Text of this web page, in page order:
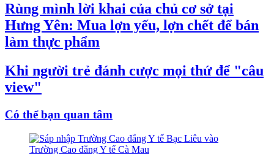
Rùng mình lời khai của chủ cơ sở tại
Hưng Yên: Mua lợn yếu, lợn chết để bán
làm thực phẩm
Khi người trẻ đánh cược mọi thứ để "câu
view"
Có thể bạn quan tâm